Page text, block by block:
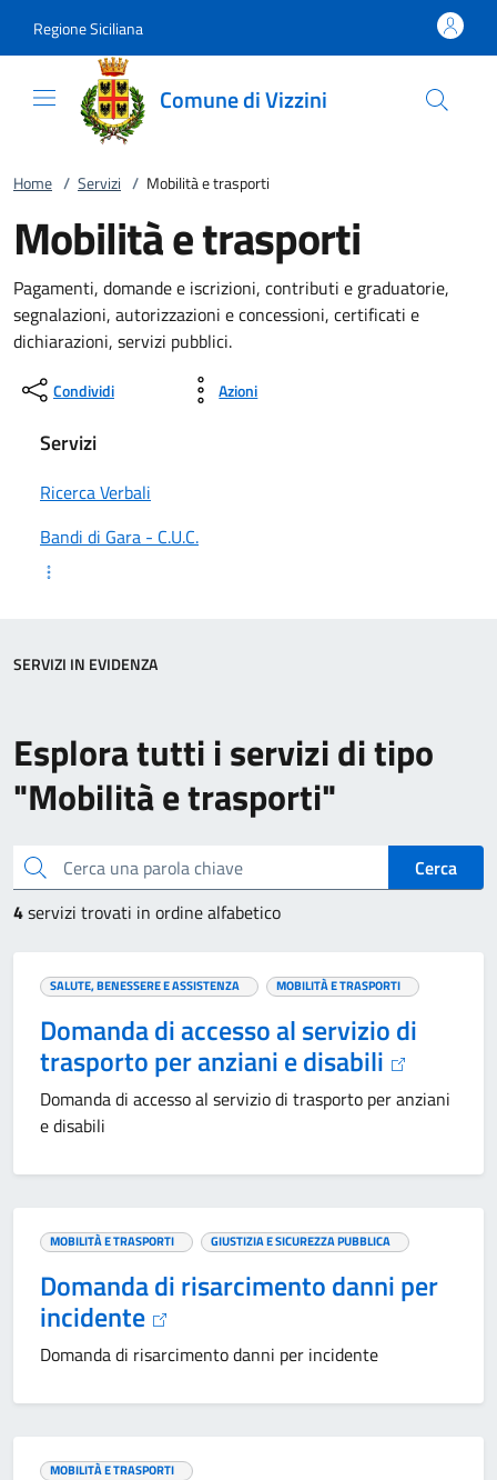
Regione Siciliana
Comune di Vizzini
Home / Servizi / Mobilità e trasporti
Mobilità e trasporti
Pagamenti, domande e iscrizioni, contributi e graduatorie,
segnalazioni, autorizzazioni e concessioni, certificati e
dichiarazioni, servizi pubblici.
Condividi Azioni
Servizi
Ricerca Verbali
Bandi di Gara - C.U.C.
Esplora tutti i servizi di tipo
"Mobilità e trasporti"
Cerca una parola chiave
Cerca
4servizi trovati in ordine alfabetico
SALUTE, BENESSERE E ASSISTENZA MOBILITÀ E TRASPORTI
Domanda di accesso al servizio di
trasporto per anziani e disabili
Domanda di accesso al servizio di trasporto per anziani
e disabili
MOBILITÀ E TRASPORTI GIUSTIZIA E SICUREZZA PUBBLICA
Domanda di risarcimento danni per
incidente
Domanda di risarcimento danni per incidente
MOBILITÀ E TRASPORTI
SERVIZI IN EVIDENZA